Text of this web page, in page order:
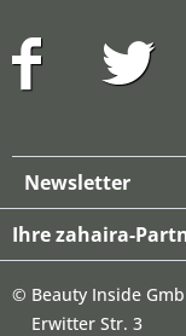
Newsletter
Ihre zahaira-
© Beauty Inside
Erwitter Str. 3